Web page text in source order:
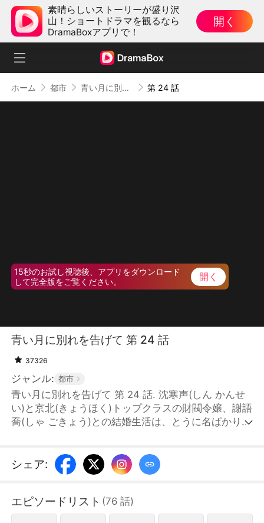
素晴らしいストーリーが盛り沢
山！ショートドラマを観るなら
DramaBoxアプリで！
開く
ホーム 都市 青い月に別れを告げて 第 24 話
15秒のお試し視聴後、アプリをダウンロード
して完全版をご覧ください。
開く
青い月に別れを告げて 第 24 話
37326
ジャンル: 都市
青い月に別れを告げて 第 24 話. 沈寒声(しん かんせ
い)と京北(きょうほく)トップクラスの財閥令嬢、謝語
喬(しゃ ごきょう)との結婚生活は、とうに名ばかりの
(てい せいねい)と出会ったことで、ついに結婚生活に
終止符を打つことを決意する。彼が離婚協議書を差し
ンしてしまう。一ヶ月後の冷静期間が過ぎ、ようやく
彼女はこの結婚が完全に終わったことを悟った。その
シェア:
エピソードリスト (76 話)